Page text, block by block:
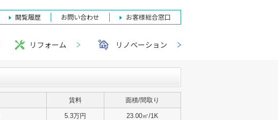
閲覧履歴 お問い合わせ お客様総合窓口
リフォーム リノベーション
賃料 面積/間取り
5.3万円 23.00㎡/1K